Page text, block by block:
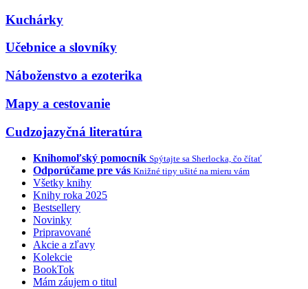
Kuchárky
Učebnice a slovníky
Náboženstvo a ezoterika
Mapy a cestovanie
Cudzojazyčná literatúra
Knihomoľský pomocník Spýtajte sa Sherlocka, čo čítať
Odporúčame pre vás Knižné tipy ušité na mieru vám
Všetky knihy
Knihy roka 2025
Bestsellery
Novinky
Pripravované
Akcie a zľavy
Kolekcie
BookTok
Mám záujem o titul